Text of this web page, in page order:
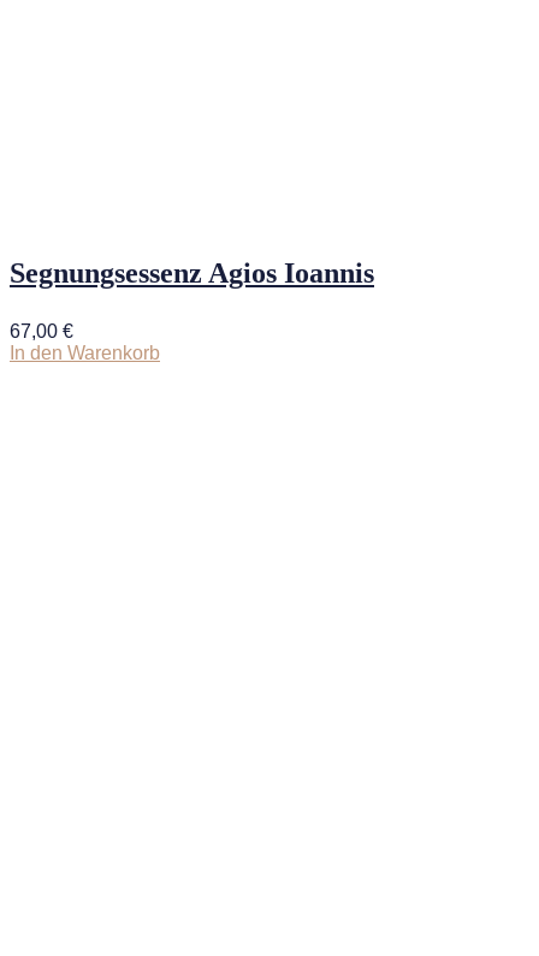
Segnungsessenz Agios Ioannis
67,00 €
In den Warenkorb